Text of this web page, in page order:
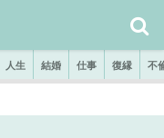
人生 結婚 仕事 復縁 不